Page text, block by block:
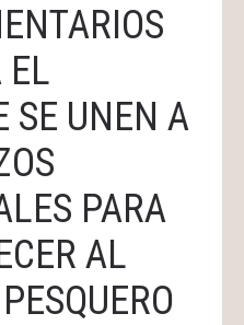
EL
SE UNEN A
PARA
AL